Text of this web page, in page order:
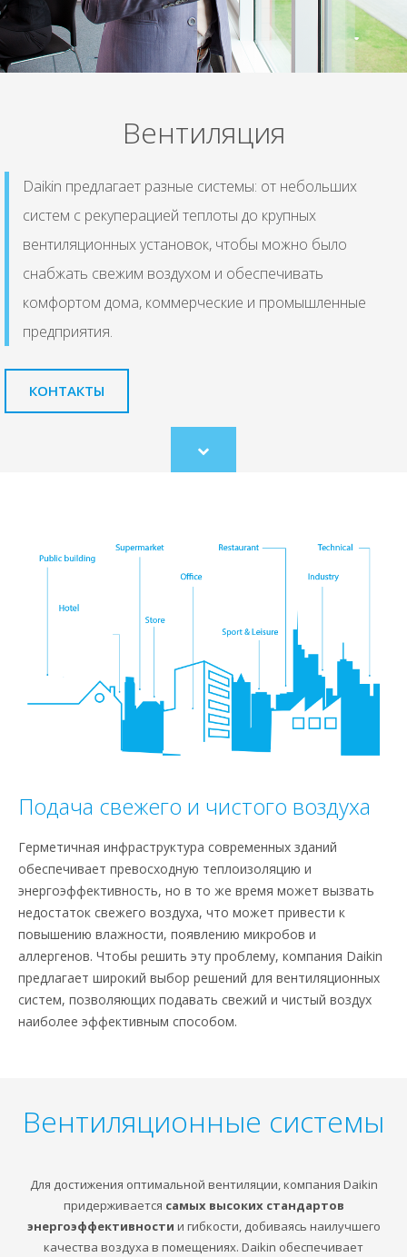
Вентиляция
Daikin предлагает разные системы: от небольших
систем с рекуперацией теплоты до крупных
вентиляционных установок, чтобы можно было
снабжать свежим воздухом и обеспечивать
комфортом дома, коммерческие и промышленные
предприятия.
КОНТАКТЫ
Scroll
to
Подача свежего и чистого воздуха
Герметичная инфраструктура современных зданий
обеспечивает превосходную теплоизоляцию и
энергоэффективность, но в то же время может вызвать
недостаток свежего воздуха, что может привести к
повышению влажности, появлению микробов и
аллергенов. Чтобы решить эту проблему, компания Daikin
предлагает широкий выбор решений для вентиляционных
систем, позволяющих подавать свежий и чистый воздух
наиболее эффективным способом.
Вентиляционные системы
Для достижения оптимальной вентиляции, компания Daikin
придерживается самых высоких стандартов
энергоэффективности и гибкости, добиваясь наилучшего
качества воздуха в помещениях. Daikin обеспечивает